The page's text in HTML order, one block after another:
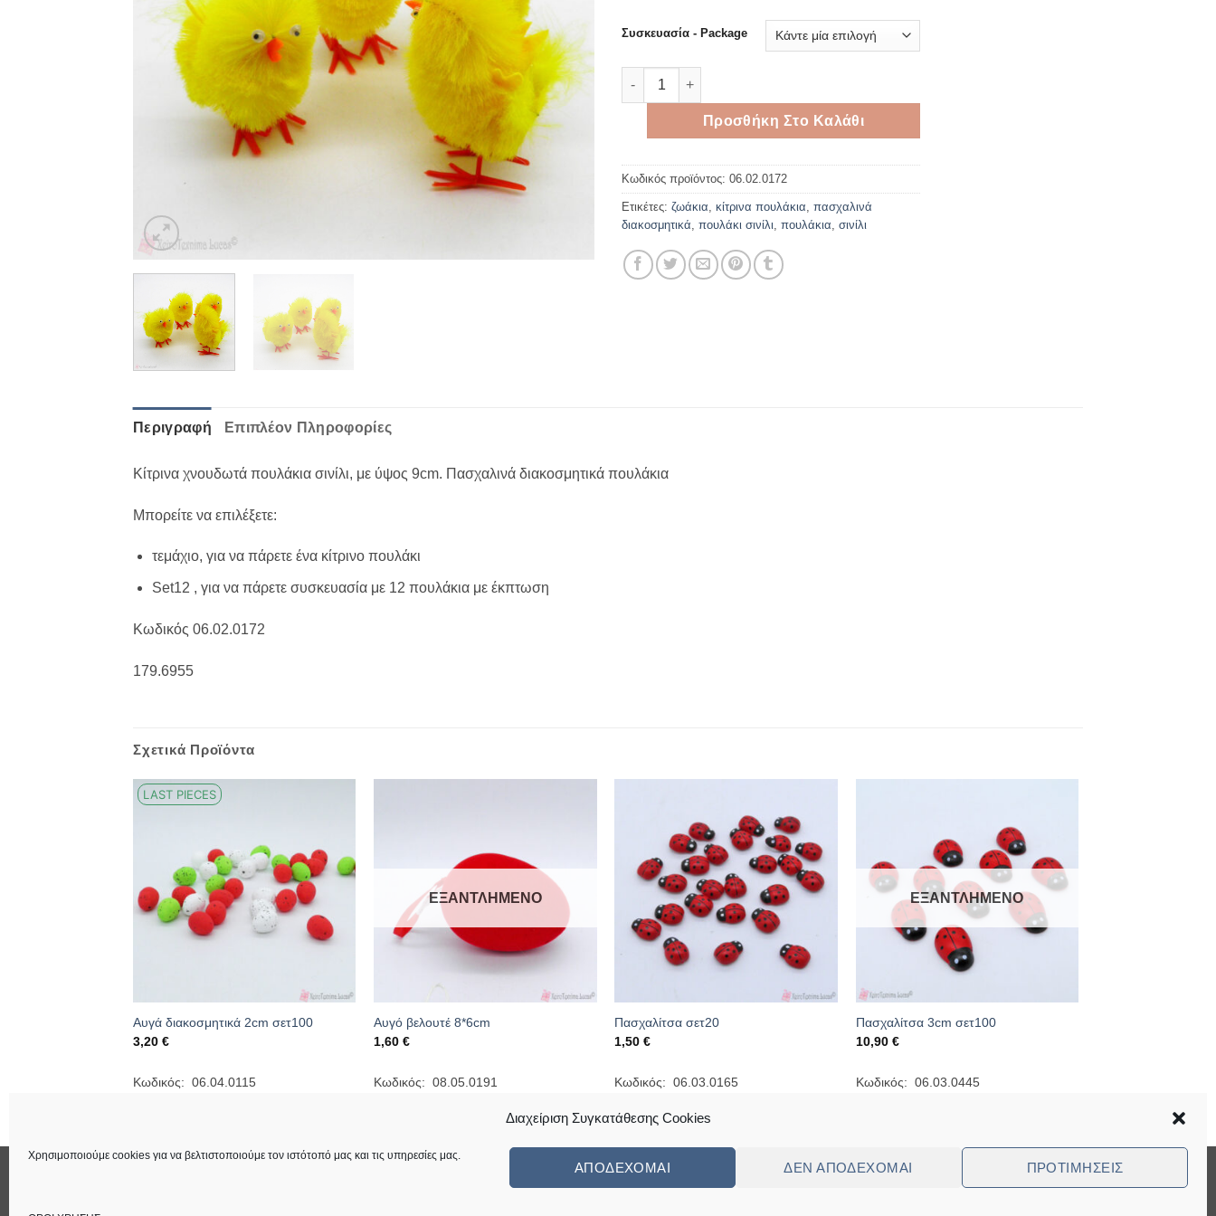
Διαχείριση Συγκατάθεσης Cookies
Χρησιμοποιούμε cookies για να βελτιστοποιούμε τον ιστότοπό μας και τις υπηρεσίες μας.
ΑΠΟΔΈΧΟΜΑΙ ΔΕΝ ΑΠΟΔΈΧΟΜΑΙ ΠΡΟΤΙΜΉΣΕΙΣ
16,50 €
Συσκευασία - Package
Κίτρινα πουλάκια σινίλι 9cm ποσότητα
Προσθήκη Στο Καλάθι
Κωδικός προϊόντος: 06.02.0172
Ετικέτες: ζωάκια κίτρινα πουλάκια πασχαλινά
διακοσμητικά πουλάκι σινίλι πουλάκια σινίλι
Περιγραφή Επιπλέον Πληροφορίες
Κίτρινα χνουδωτά πουλάκια σινίλι, με ύψος 9cm. Πασχαλινά διακοσμητικά πουλάκια
Μπορείτε να επιλέξετε:
τεμάχιο, για να πάρετε ένα κίτρινο πουλάκι
Set12 , για να πάρετε συσκευασία με 12 πουλάκια με έκπτωση
Κωδικός 06.02.0172
179.6955
Σχετικά Προϊόντα
LAST PIECES
Αυγά διακοσμητικά 2cm σετ100
3,20 €
Κωδικός: 06.04.0115
ΕΞΑΝΤΛΗΜΈΝΟ
Αυγό βελουτέ 8*6cm
1,60€
Κωδικός: 08.05.0191
Πασχαλίτσα σετ20
1,50€
Κωδικός: 06.03.0165
ΕΞΑΝΤΛΗΜΈΝΟ
Πασχαλίτσα 3cm σετ100
10,90 €
Κωδικός: 06.03.0445
Visa
Bank
Cash